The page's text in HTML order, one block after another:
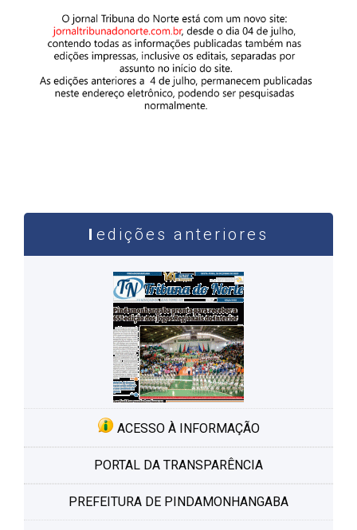
edições anteriores
ACESSO À INFORMAÇÃO
PORTAL DA TRANSPARÊNCIA
PREFEITURA DE PINDAMONHANGABA